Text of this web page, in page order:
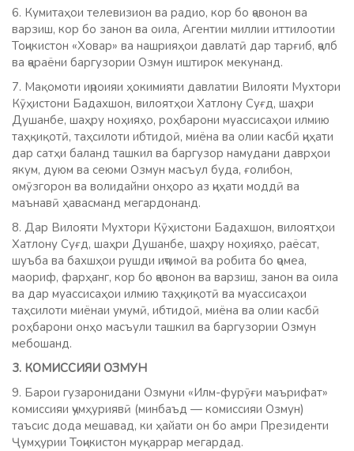
6. Кумитаҳои телевизион ва радио, кор бо ҷавонон ва
варзиш, кор бо занон ва оила, Агентии миллии иттилоотии
Тоҷикистон «Ховар» ва нашрияҳои давлатӣ дар тарғиб, ҷалб
ва ҷараёни баргузории Озмун иштирок мекунанд.
7. Мақомоти иҷроияи ҳокимияти давлатии Вилояти Мухтори
Кӯҳистони Бадахшон, вилоятҳои Хатлону Суғд, шаҳри
Душанбе, шаҳру ноҳияҳо, роҳбарони муассисаҳои илмию
таҳқиқотӣ, таҳсилоти ибтидоӣ, миёна ва олии касбӣ ҷиҳати
дар сатҳи баланд ташкил ва баргузор намудани даврҳои
якум, дуюм ва сеюми Озмун масъул буда, ғолибон,
омӯзгорон ва волидайни онҳоро аз ҷиҳати моддӣ ва
маънавӣ ҳавасманд мегардонанд.
8. Дар Вилояти Мухтори Кӯҳистони Бадахшон, вилоятҳои
Хатлону Суғд, шаҳри Душанбе, шаҳру ноҳияҳо, раёсат,
шуъба ва бахшҳои рушди иҷтимоӣ ва робита бо ҷомеа,
маориф, фарҳанг, кор бо ҷавонон ва варзиш, занон ва оила
ва дар муассисаҳои илмию таҳқиқотӣ ва муассисаҳои
таҳсилоти миёнаи умумӣ, ибтидоӣ, миёна ва олии касбӣ
роҳбарони онҳо масъули ташкил ва баргузории Озмун
мебошанд.
3. КОМИССИЯИ ОЗМУН
9. Барои гузаронидани Озмуни «Илм-фурӯғи маърифат»
комиссияи ҷумҳуриявӣ (минбаъд — комиссияи Озмун)
таъсис дода мешавад, ки ҳайати он бо амри Президенти
Ҷумҳурии Тоҷикистон муқаррар мегардад.